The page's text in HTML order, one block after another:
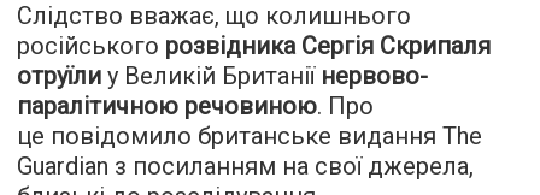
Слідство вважає, що колишнього
російського розвідника Сергія Скрипаля
отруїли у Великій Британії нервово-
паралітичною речовиною. Про
це повідомило британське видання The
Guardian з посиланням на свої джерела,